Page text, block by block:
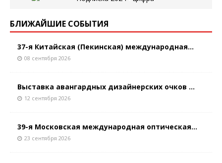
БЛИЖАЙШИЕ СОБЫТИЯ
37-я Китайская (Пекинская) международная...
08 сентября 2026
Выставка авангардных дизайнерских очков ...
12 сентября 2026
39-я Московская международная оптическая...
23 сентября 2026